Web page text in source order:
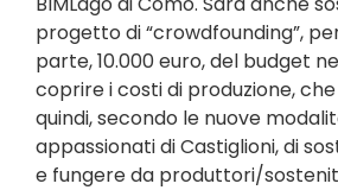
progetto di “crowdfounding”,
parte, 10.000 euro, del budget
coprire i costi di produzione,
quindi, secondo le nuove
appassionati di Castiglioni, di
e fungere da produttori/